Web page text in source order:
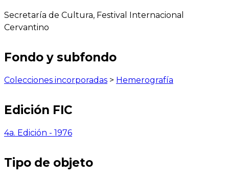
Secretaría de Cultura, Festival Internacional
Cervantino
Fondo y subfondo
Colecciones incorporadas > Hemerografía
Edición FIC
4a. Edición - 1976
Tipo de objeto